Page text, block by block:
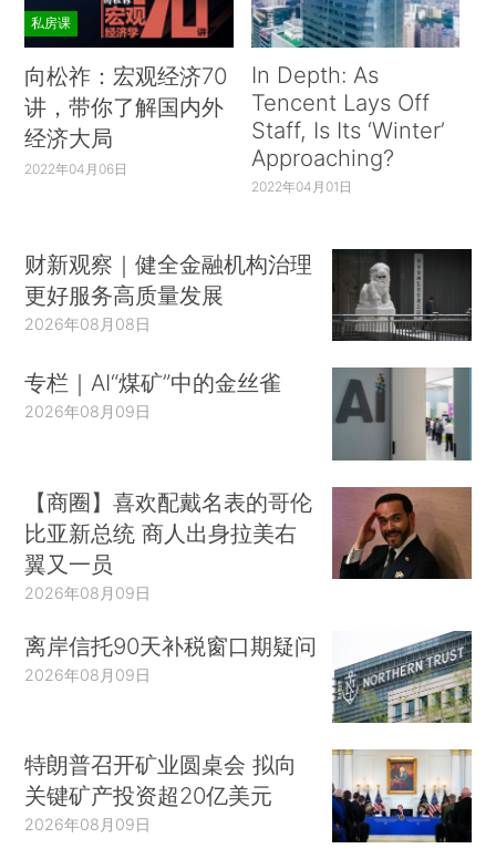
私房课
向松祚：宏观经济70
讲，带你了解国内外
经济大局
2022年04月06日
In Depth: As
Tencent Lays Off
Staff, Is Its ‘Winter’
Approaching?
2022年04月01日
财新观察｜健全金融机构治理
更好服务高质量发展
2026年08月08日
专栏｜AI“煤矿”中的金丝雀
2026年08月09日
【商圈】喜欢配戴名表的哥伦
比亚新总统 商人出身拉美右
翼又一员
2026年08月09日
离岸信托90天补税窗口期疑问
2026年08月09日
特朗普召开矿业圆桌会 拟向
关键矿产投资超20亿美元
2026年08月09日